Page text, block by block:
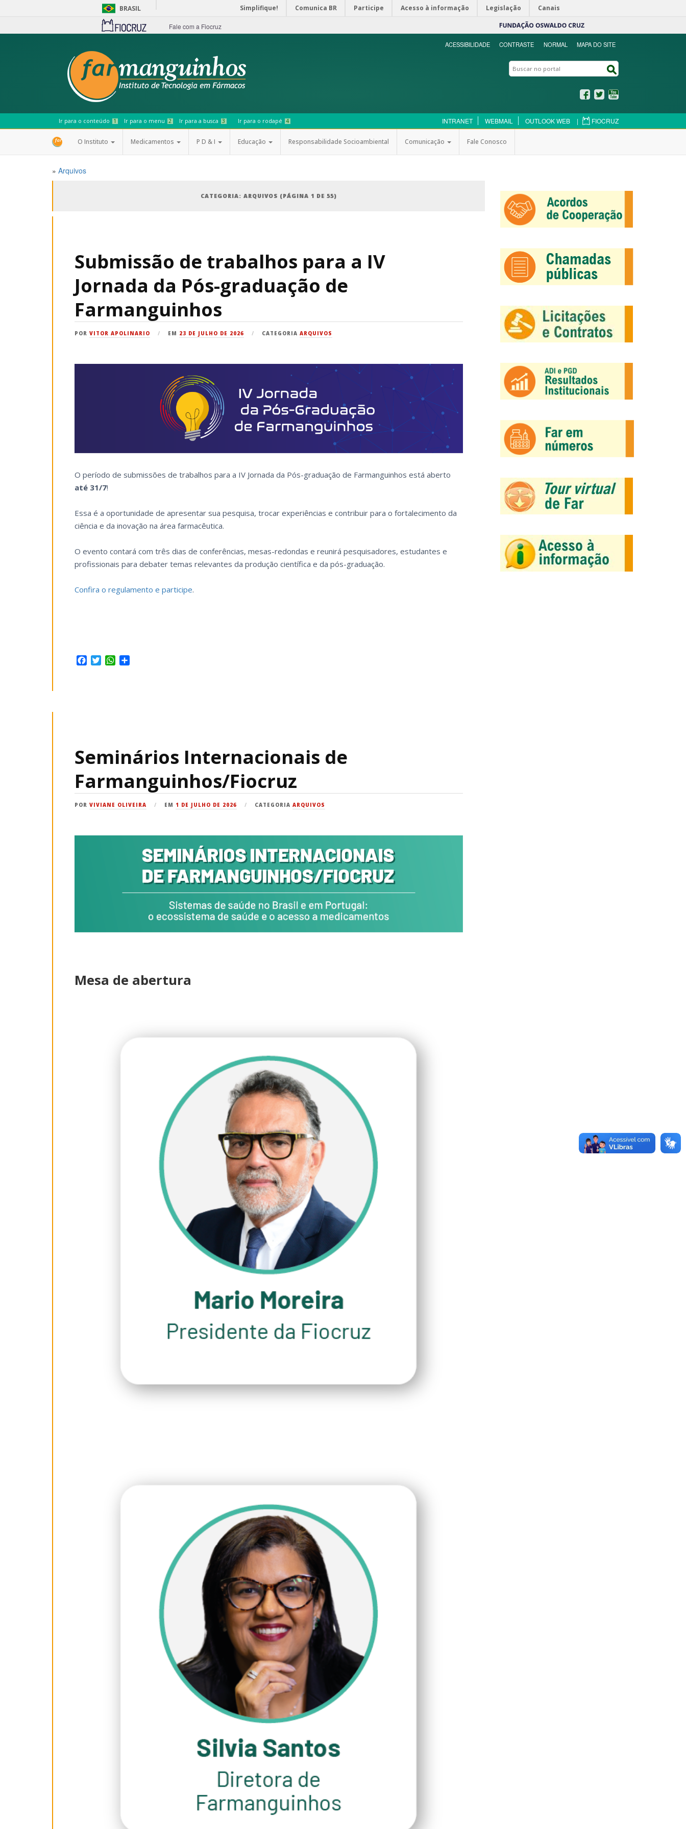
BRASIL Simplifique! Comunica BR Participe Acesso à informação Legislação Canais
Fale com a Fiocruz
ACESSIBILIDADE CONTRASTE NORMAL MAPA DO SITE
Buscar no portal
Buscar no portal
Facebook
Twitter
Ir para o conteúdo 1 Ir para o menu 2 Ir para a busca 3 Ir para o rodapé 4 INTRANET WEBMAIL OUTLOOK WEB | FIOCRUZ
O Instituto Medicamentos P D & I Educação Responsabilidade Socioambiental Comunicação Fale Conosco
» Arquivos
CATEGORIA: ARQUIVOS (PÁGINA 1 DE 55)
Submissão de trabalhos para a IV
Jornada da Pós-graduação de
Farmanguinhos
PORVITOR APOLINARIO EM 23 DE JULHO DE 2026 CATEGORIAARQUIVOS
O período de submissões de trabalhos para a IV Jornada da Pós-graduação de Farmanguinhos está aberto
até 31/7!
Essa é a oportunidade de apresentar sua pesquisa, trocar experiências e contribuir para o fortalecimento da
ciência e da inovação na área farmacêutica.
O evento contará com três dias de conferências, mesas-redondas e reunirá pesquisadores, estudantes e
profissionais para debater temas relevantes da produção científica e da pós-graduação.
Confira o regulamento e participe.
Facebook
TwitterWhatsApp
Seminários Internacionais de
Farmanguinhos/Fiocruz
PORVIVIANE OLIVEIRA EM 1 DE JULHO DE 2026 CATEGORIAARQUIVOS
Mesa de abertura